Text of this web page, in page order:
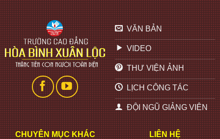
VĂN BẢN
VIDEO
THƯ VIỆN ẢNH
LỊCH CÔNG TÁC
ĐỘI NGŨ GIẢNG VIÊN
CHUYÊN MỤC KHÁC LIÊN HỆ